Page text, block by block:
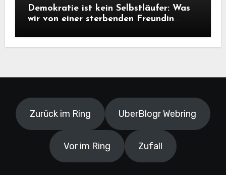
Demokratie ist kein Selbstläufer: Was
wir von einer sterbenden Freundin
Zurück im Ring UberBlogr Webring
Vor im Ring Zufall